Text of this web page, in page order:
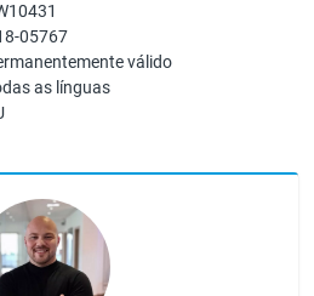
05767
válido
as línguas